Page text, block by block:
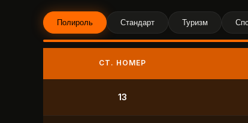
Полироль Стандарт Туризм
СТ. НОМЕР
9